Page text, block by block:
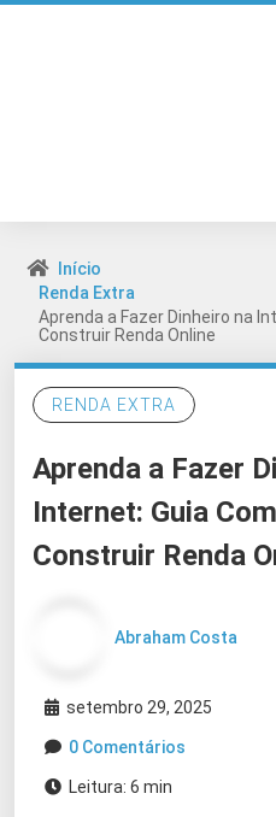
Início
Renda Extra
Aprenda a Fazer Dinheiro na
Construir Renda Online
RENDA EXTRA
Aprenda a Fazer
Internet: Guia
Construir Renda
Abraham Costa
setembro 29, 2025
0 Comentários
Leitura: 6 min